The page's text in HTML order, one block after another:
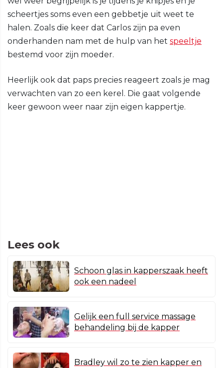
scheertjes soms even een gebbetje uit weet te
halen. Zoals die keer dat Carlos zijn pa even
onderhanden nam met de hulp van het speeltje
bestemd voor zijn moeder.
Heerlijk ook dat paps precies reageert zoals je mag
verwachten van zo een kerel. Die gaat volgende
keer gewoon weer naar zijn eigen kappertje.
Lees ook
Schoon glas in kapperszaak heeft
ook een nadeel
Gelijk een full service massage
behandeling bij de kapper
Bradley wil zo te zien kapper en